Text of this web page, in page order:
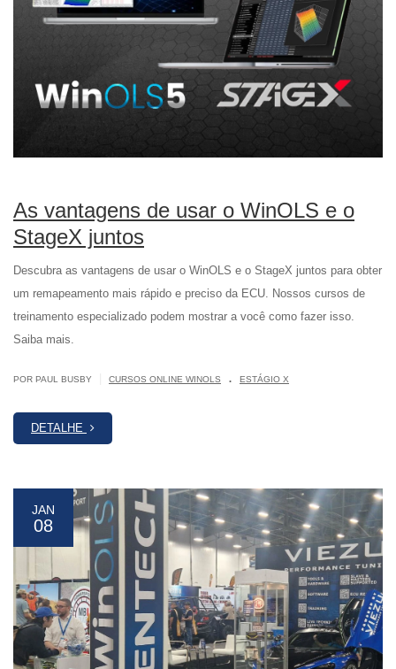
As vantagens de usar o WinOLS e o
StageX juntos
Descubra as vantagens de usar o WinOLS e o StageX juntos para obter
um remapeamento mais rápido e preciso da ECU. Nossos cursos de
treinamento especializado podem mostrar a você como fazer isso.
Saiba mais.
POR PAUL BUSBY CURSOS ONLINE WINOLS . ESTÁGIO X
DETALHE
JAN
08